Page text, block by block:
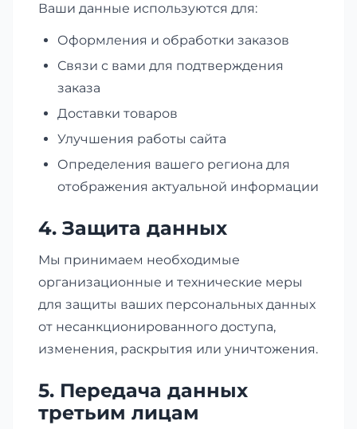
Ваши данные используются для:
Оформления и обработки заказов
Связи с вами для подтверждения
заказа
Доставки товаров
Улучшения работы сайта
Определения вашего региона для
отображения актуальной информации
4. Защита данных
Мы принимаем необходимые
организационные и технические меры
для защиты ваших персональных данных
от несанкционированного доступа,
изменения, раскрытия или уничтожения.
5. Передача данных
третьим лицам